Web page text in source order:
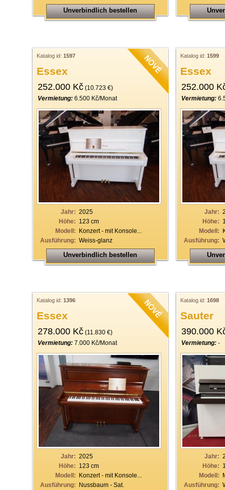
Unverbindlich bestellen
Katalog id: 1597
Essex
252.000 Kč (10.723 €)
Vermietung: 6.500 Kč/Monat
Jahr: 2025
Höhe: 123 cm
Modell: Konzert - mit Konsole...
Ausführung: Weiss-glanz
Unverbindlich bestellen
Katalog id: 1599
Essex
252.000
Vermietung:
Jahr:
Höhe:
Modell:
Ausführung:
Katalog id: 1396
Essex
278.000 Kč (11.830 €)
Vermietung: 7.000 Kč/Monat
Jahr: 2025
Höhe: 123 cm
Modell: Konzert - mit Konsole...
Ausführung: Nussbaum - Sat.
Katalog id: 1698
Sauter
390.000
Vermietung: -
Jahr:
Höhe:
Modell:
Ausführung: